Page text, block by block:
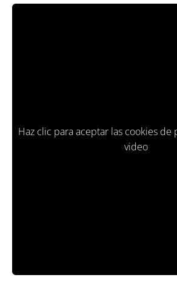
Haz clic para aceptar las cookies
video